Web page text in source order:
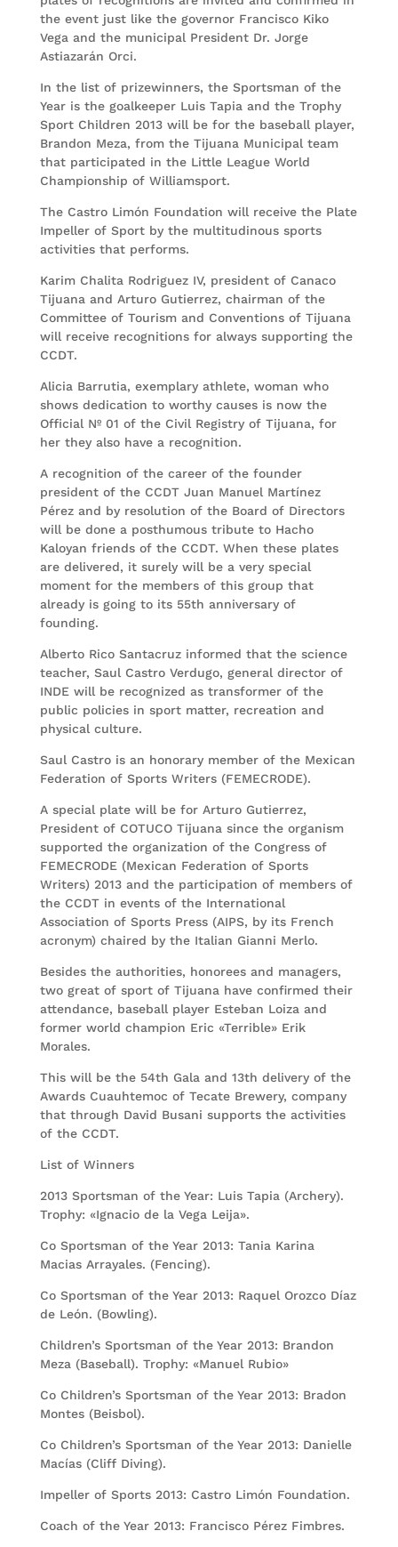
the event just like the governor Francisco Kiko
Vega and the municipal President Dr. Jorge
Astiazarán Orci.
In the list of prizewinners, the Sportsman of the
Year is the goalkeeper Luis Tapia and the Trophy
Sport Children 2013 will be for the baseball player,
Brandon Meza, from the Tijuana Municipal team
that participated in the Little League World
Championship of Williamsport.
The Castro Limón Foundation will receive the Plate
Impeller of Sport by the multitudinous sports
activities that performs.
Karim Chalita Rodriguez IV, president of Canaco
Tijuana and Arturo Gutierrez, chairman of the
Committee of Tourism and Conventions of Tijuana
will receive recognitions for always supporting the
CCDT.
Alicia Barrutia, exemplary athlete, woman who
shows dedication to worthy causes is now the
Official Nº 01 of the Civil Registry of Tijuana, for
her they also have a recognition.
A recognition of the career of the founder
president of the CCDT Juan Manuel Martínez
Pérez and by resolution of the Board of Directors
will be done a posthumous tribute to Hacho
Kaloyan friends of the CCDT. When these plates
are delivered, it surely will be a very special
moment for the members of this group that
already is going to its 55th anniversary of
founding.
Alberto Rico Santacruz informed that the science
teacher, Saul Castro Verdugo, general director of
INDE will be recognized as transformer of the
public policies in sport matter, recreation and
physical culture.
Saul Castro is an honorary member of the Mexican
Federation of Sports Writers (FEMECRODE).
A special plate will be for Arturo Gutierrez,
President of COTUCO Tijuana since the organism
supported the organization of the Congress of
FEMECRODE (Mexican Federation of Sports
Writers) 2013 and the participation of members of
the CCDT in events of the International
Association of Sports Press (AIPS, by its French
acronym) chaired by the Italian Gianni Merlo.
Besides the authorities, honorees and managers,
two great of sport of Tijuana have confirmed their
attendance, baseball player Esteban Loiza and
former world champion Eric «Terrible» Erik
Morales.
This will be the 54th Gala and 13th delivery of the
Awards Cuauhtemoc of Tecate Brewery, company
that through David Busani supports the activities
of the CCDT.
List of Winners
2013 Sportsman of the Year: Luis Tapia (Archery).
Trophy: «Ignacio de la Vega Leija».
Co Sportsman of the Year 2013: Tania Karina
Macias Arrayales. (Fencing).
Co Sportsman of the Year 2013: Raquel Orozco Díaz
de León. (Bowling).
Children’s Sportsman of the Year 2013: Brandon
Meza (Baseball). Trophy: «Manuel Rubio»
Co Children’s Sportsman of the Year 2013: Bradon
Montes (Beisbol).
Co Children’s Sportsman of the Year 2013: Danielle
Macías (Cliff Diving).
Impeller of Sports 2013: Castro Limón Foundation.
Coach of the Year 2013: Francisco Pérez Fimbres.